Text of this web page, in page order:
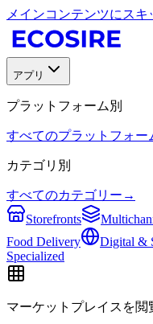
メインコンテンツにスキ
アプリ
プラットフォーム別
すべてのプラットフォー
カテゴリ別
すべてのカテゴリー →
Storefronts
Food Delivery
Digital &
Specialized
マーケットプレイスを閲